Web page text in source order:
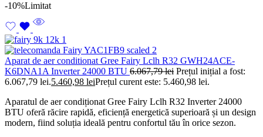
-10%Limitat
Aparat de aer conditionat Gree Fairy Lclh R32 GWH24ACE-
K6DNA1A Inverter 24000 BTU 6.067,79lei Prețul inițial a fost:
6.067,79 lei.5.460,98 leiPrețul curent este: 5.460,98 lei.
Aparatul de aer condiționat Gree Fairy Lclh R32 Inverter 24000
BTU oferă răcire rapidă, eficiență energetică superioară și un design
modern, fiind soluția ideală pentru confortul tău în orice sezon.